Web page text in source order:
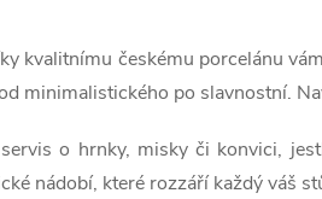
kvalitnímu českému porcelánu
minimalistického po slavnostní.
o hrnky, misky či konvici,
nádobí, které rozzáří každý váš